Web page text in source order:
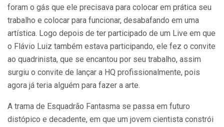
foram o gás que ele precisava para colocar em prática seu
trabalho e colocar para funcionar, desabafando em uma
artística. Logo depois de ter participado de um Live em que
o Flávio Luiz também estava participando, ele fez o convite
ao quadrinista, que se encantou por seu trabalho, assim
surgiu o convite de lançar a HQ profissionalmente, pois
agora já teria alguém para fazer a arte.
A trama de Esquadrão Fantasma se passa em futuro
distópico e decadente, em que um jovem cientista constrói